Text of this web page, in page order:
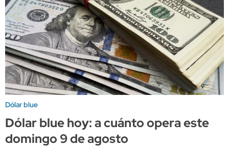
Dólar blue
Dólar blue hoy: a cuánto opera este
domingo 9 de agosto